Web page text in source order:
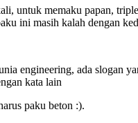
untuk memaku papan,
ini masih kalah dengan
engineering, ada slogan
kata lain
paku beton :).